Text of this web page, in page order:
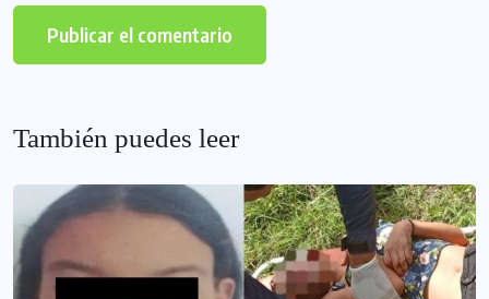
También puedes leer